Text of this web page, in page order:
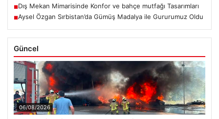
■Dış Mekan Mimarisinde Konfor ve bahçe mutfağı Tasarımları
■Aysel Özgan Sırbistan’da Gümüş Madalya ile Gururumuz Oldu
Güncel
06/08/2026